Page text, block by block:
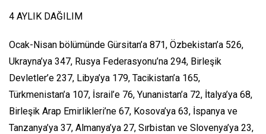
4 AYLIK DAĞILIM
Ocak-Nisan bölümünde Gürsitan’a 871, Özbekistan’a 526,
Ukrayna’ya 347, Rusya Federasyonu’na 294, Birleşik
Devletler’e 237, Libya’ya 179, Tacikistan’a 165,
Türkmenistan’a 107, İsrail’e 76, Yunanistan’a 72, İtalya’ya 68,
Birleşik Arap Emirlikleri’ne 67, Kosova’ya 63, İspanya ve
Tanzanya’ya 37, Almanya’ya 27, Sırbistan ve Slovenya’ya 23,